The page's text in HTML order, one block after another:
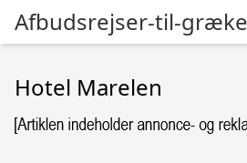
Afbudsrejser-til-
Hotel Marelen